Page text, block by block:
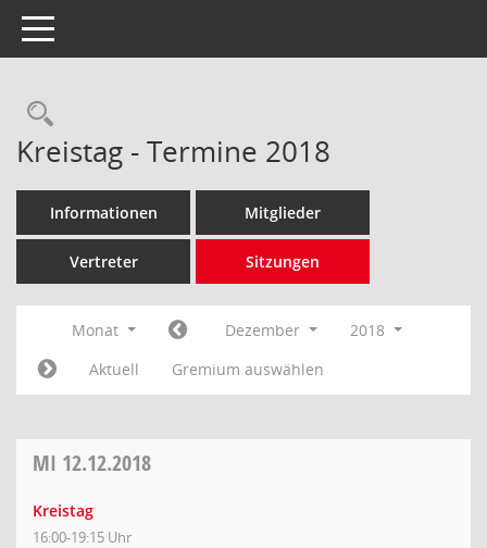
Toggle navigation
Rechercheauswahl
Kreistag - Termine 2018
Informationen Mitglieder
Vertreter Sitzungen
Monat Dezember
2018
Aktuell
Gremium auswählen
MI 12.12.2018
Kreistag
16:00-19:15 Uhr